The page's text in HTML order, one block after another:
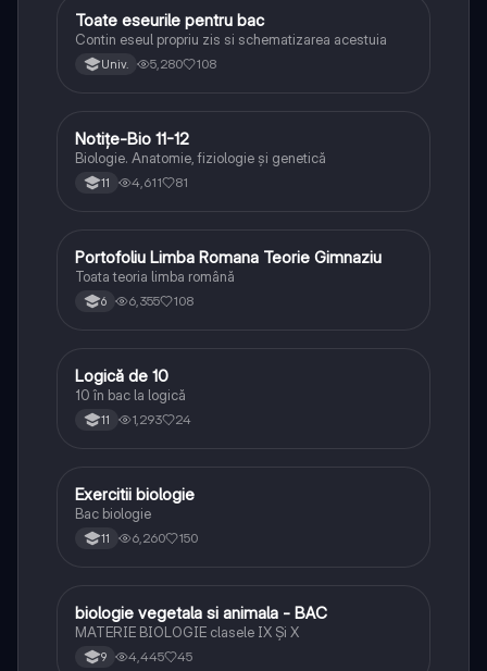
Limba și literatura română
Toate eseurile pentru bac
Contin eseul propriu zis si schematizarea acestuia
Univ. 5,280 108
Biologie
Notițe-Bio 11-12
Biologie. Anatomie, fiziologie și genetică
11 4,611 81
Limba și literatura română
Portofoliu Limba Romana Teorie Gimnaziu
Toata teoria limba română
6 6,355 108
Logică
Logică de 10
10 în bac la logică
11 1,293 24
Biologie
Exercitii biologie
Bac biologie
11 6,260 150
Biologie
biologie vegetala si animala - BAC
MATERIE BIOLOGIE clasele IX Şi X
9 4,445 45